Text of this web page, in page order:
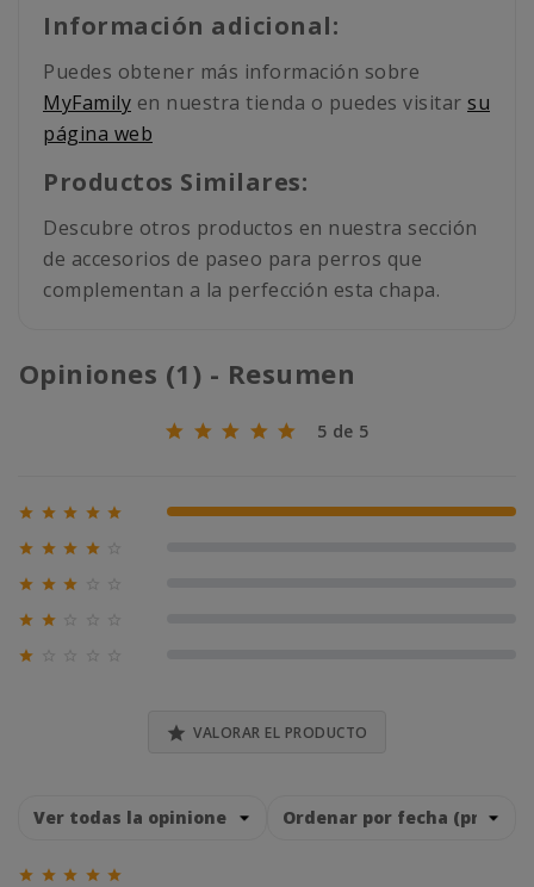
Información adicional:
Puedes obtener más información sobre
MyFamily en nuestra tienda o puedes visitar su
página web
Productos Similares:
Descubre otros productos en nuestra sección
de accesorios de paseo para perros que
complementan a la perfección esta chapa.
Opiniones (1) - Resumen
5 de 5
     100% (1)
   
  
 

 VALORAR EL PRODUCTO
    